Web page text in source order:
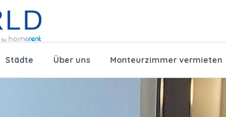
Städte Über uns Monteurzimmer vermieten